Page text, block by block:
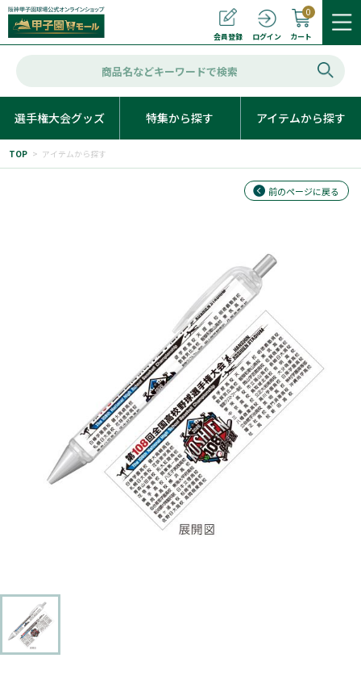
会員登録 ログイン カート
0
選手権大会グッズ 特集から探す アイテムから探す
TOP > アイテムから探す
前のページに戻る